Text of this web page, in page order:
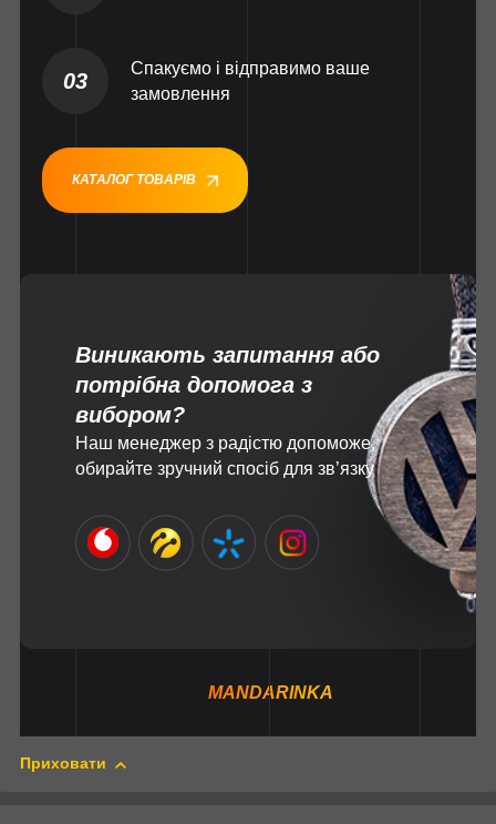
03
Спакуємо і відправимо ваше
замовлення
КАТАЛОГ ТОВАРІВ
Виникають запитання або
потрібна допомога з
вибором?
Наш менеджер з радістю допоможе,
обирайте зручний спосіб для зв’язку
MANDARINKA
Приховати